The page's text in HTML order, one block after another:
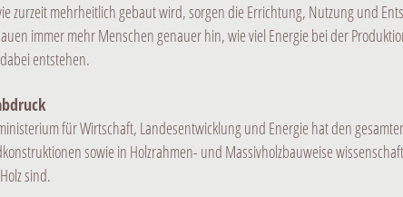
zurzeit mehrheitlich gebaut wird, sorgen die Errichtung, Nutzung und
immer mehr Menschen genauer hin, wie viel Energie bei der
entstehen.
für Wirtschaft, Landesentwicklung und Energie hat den
sowie in Holzrahmen- und Massivholzbauweise
sind.